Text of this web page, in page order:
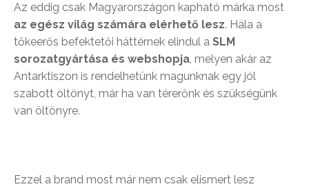
Az eddig csak Magyarországon kapható márka most
az egész világ számára elérhető lesz. Hála a
tőkeerős befektetői háttérnek elindul a SLM
sorozatgyártása és webshopja, melyen akár az
Antarktiszon is rendelhetünk magunknak egy jól
szabott öltönyt, már ha van térerőnk és szükségünk
van öltönyre.
Ezzel a brand most már nem csak elismert lesz